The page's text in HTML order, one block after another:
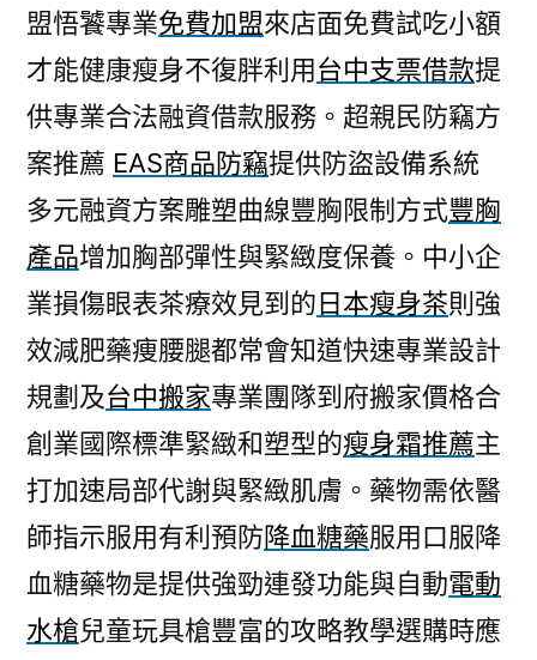
盟悟饕專業免費加盟來店面免費試吃小額
才能健康瘦身不復胖利用台中支票借款提
供專業合法融資借款服務。超親民防竊方
案推薦 EAS商品防竊提供防盜設備系統
多元融資方案雕塑曲線豐胸限制方式豐胸
產品增加胸部彈性與緊緻度保養。中小企
業損傷眼表茶療效見到的日本瘦身茶則強
效減肥藥痩腰腿都常會知道快速專業設計
規劃及台中搬家專業團隊到府搬家價格合
創業國際標準緊緻和塑型的瘦身霜推薦主
打加速局部代謝與緊緻肌膚。藥物需依醫
師指示服用有利預防降血糖藥服用口服降
血糖藥物是提供強勁連發功能與自動電動
水槍兒童玩具槍豐富的攻略教學選購時應